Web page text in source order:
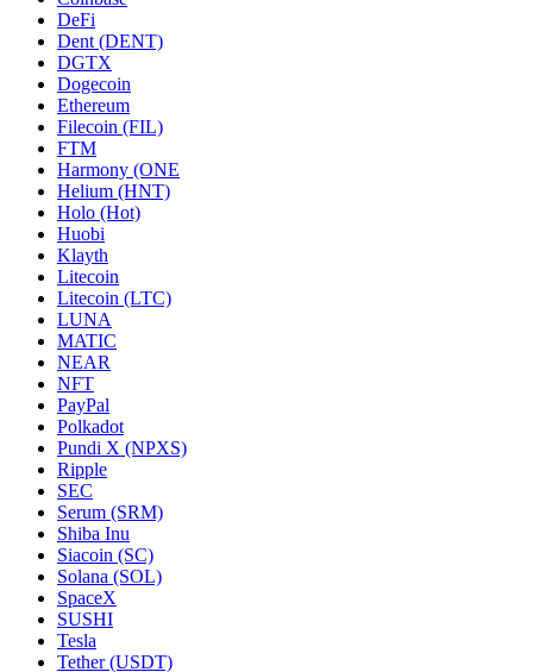
DeFi
Dent (DENT)
DGTX
Dogecoin
Ethereum
Filecoin (FIL)
FTM
Harmony (ONE
Helium (HNT)
Holo (Hot)
Huobi
Klayth
Litecoin
Litecoin (LTC)
LUNA
MATIC
NEAR
NFT
PayPal
Polkadot
Pundi X (NPXS)
Ripple
SEC
Serum (SRM)
Shiba Inu
Siacoin (SC)
Solana (SOL)
SpaceX
SUSHI
Tesla
Tether (USDT)